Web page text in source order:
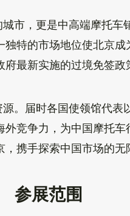
市，更是中高端摩托车
独特的市场地位使北京
府最新实施的过境免签政
。届时各国使领馆代表
外竞争力，为中国摩托
，携手探索中国市场的无
参展范围